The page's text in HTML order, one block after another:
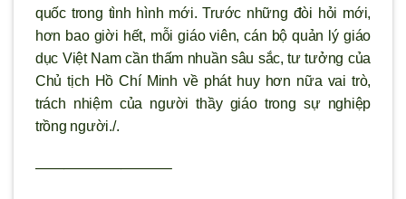
quốc trong tình hình mới. Trước những đòi hỏi mới,
hơn bao giời hết, mỗi giáo viên, cán bộ quản lý giáo
dục Việt Nam cần thấm nhuần sâu sắc, tư tưởng của
Chủ tịch Hồ Chí Minh về phát huy hơn nữa vai trò,
trách nhiệm của người thầy giáo trong sự nghiệp
trồng người./.
—————————–